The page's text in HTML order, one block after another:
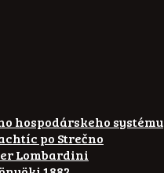
hospodárskeho systému
po Strečno
Lombardini